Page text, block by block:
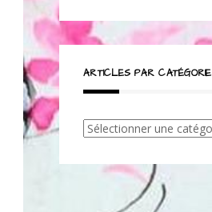
ARTICLES PAR CATÉGORIE
Articles
catégorie